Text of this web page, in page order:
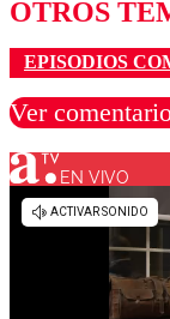
OTROS
EPISODIOS
Ver
Los
EN VIVO